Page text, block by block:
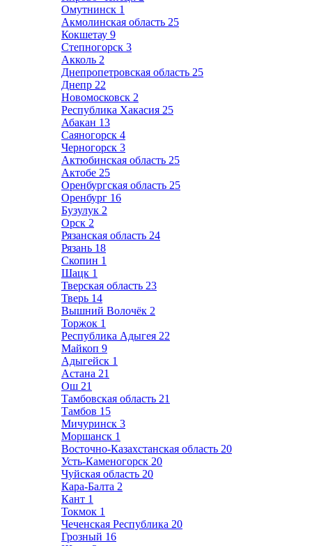
Омутнинск 1
Акмолинская область 25
Кокшетау 9
Степногорск 3
Акколь 2
Днепропетровская область 25
Днепр 22
Новомосковск 2
Республика Хакасия 25
Абакан 13
Саяногорск 4
Черногорск 3
Актюбинская область 25
Актобе 25
Оренбургская область 25
Оренбург 16
Бузулук 2
Орск 2
Рязанская область 24
Рязань 18
Скопин 1
Шацк 1
Тверская область 23
Тверь 14
Вышний Волочёк 2
Торжок 1
Республика Адыгея 22
Майкоп 9
Адыгейск 1
Астана 21
Ош 21
Тамбовская область 21
Тамбов 15
Мичуринск 3
Моршанск 1
Восточно-Казахстанская область 20
Усть-Каменогорск 20
Чуйская область 20
Кара-Балта 2
Кант 1
Токмок 1
Чеченская Республика 20
Грозный 16